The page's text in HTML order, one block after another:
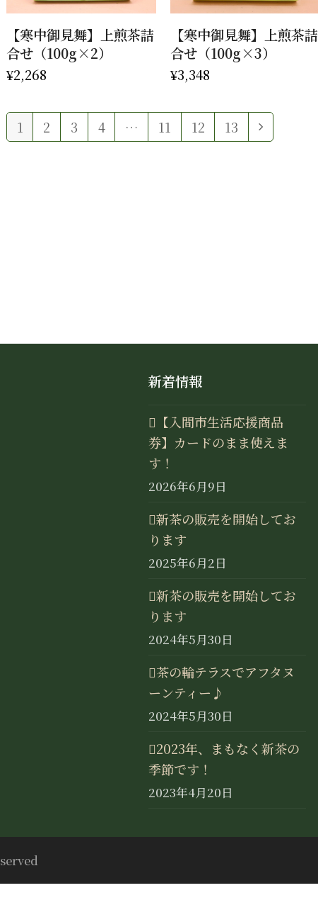
お買い物カゴに追加
【寒中御見舞】上煎茶詰
合せ（100g×2）
¥2,268
お買い物カゴに追加
【寒中御見舞】上煎茶詰
合せ（100g×3）
¥3,348
1 2 3 4 … 11 12 13
新着情報
【入間市生活応援商品
券】カードのまま使えま
す！
2026年6月9日
新茶の販売を開始してお
ります
2025年6月2日
新茶の販売を開始してお
ります
2024年5月30日
茶の輪テラスでアフタヌ
ーンティー♪
2024年5月30日
2023年、まもなく新茶の
季節です！
2023年4月20日